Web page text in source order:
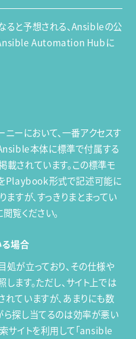
ると予想される、Ansibleの公
Automation Hubに
ーにおいて、一番アクセスす
本体に標準で付属する
されています。この標準モ
Playbook形式で記述可能に
すが、すっきりまとまってい
覧ください。
場合
が立っており、その仕様や
ます。ただし、サイト上では
ていますが、あまりにも数
ら探し当てるのは効率が悪い
サイトを利用して「ansible